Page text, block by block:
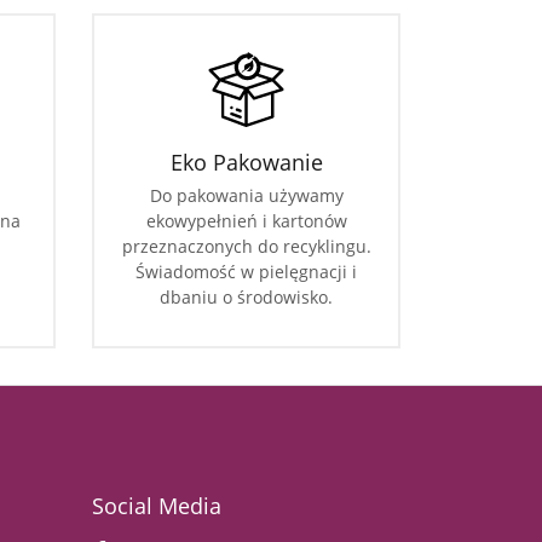
Eko Pakowanie
Do pakowania używamy
ekowypełnień i kartonów
przeznaczonych do recyklingu.
Świadomość w pielęgnacji i
dbaniu o środowisko.
Social Media